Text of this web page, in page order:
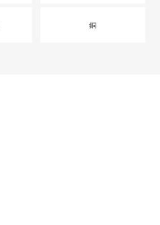
銅